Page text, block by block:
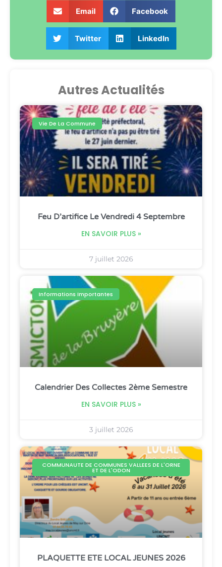
Email Facebook
Twitter LinkedIn
Autres Actualités
Vie De La Commune
Feu D’artifice Le Vendredi 4 Septembre
EN SAVOIR PLUS »
7 juillet 2026
Informations Importantes
Calendrier Des Collectes 2ème Semestre
EN SAVOIR PLUS »
3 juillet 2026
COMMUNAUTE DE COMMUNES VALLEES DE L'ORNE
ET DE L'ODON
PLAQUETTE ETE LOCAL JEUNES 2026